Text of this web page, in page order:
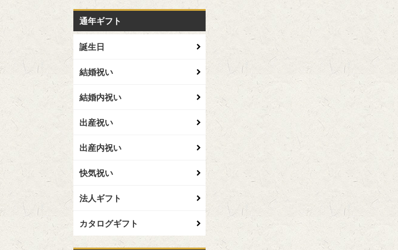
通年ギフト
誕生日
結婚祝い
結婚内祝い
出産祝い
出産内祝い
快気祝い
法人ギフト
カタログギフト